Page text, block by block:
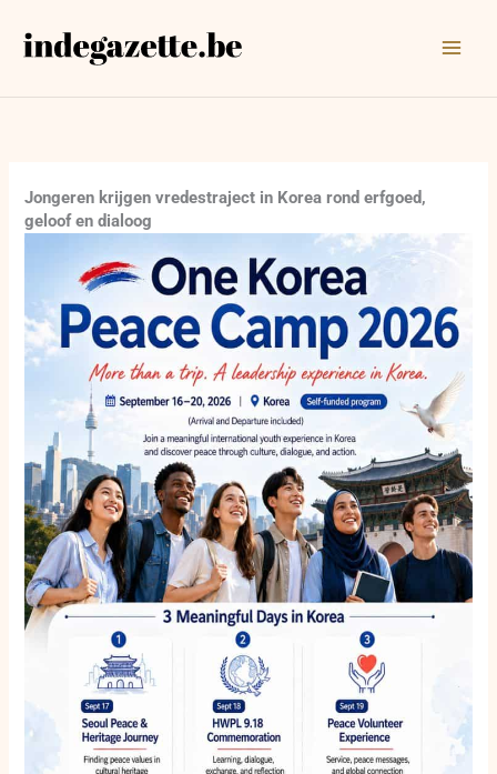
naar
Jongeren krijgen vredestraject in Korea rond erfgoed,
geloof en dialoog